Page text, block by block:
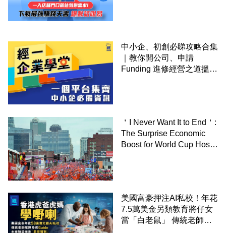
中小企、初創必睇攻略合集
｜教你開公司、申請
Funding 進修經營之道搵大
＇I Never Want It to End＇:
The Surprise Economic
Boost for World Cup Host
美國富豪押注AI私校！年花
7.5萬美金另類教育將仔女
當「白老鼠」 傳統老師被